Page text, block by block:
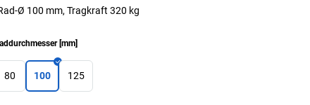
Ø 100 mm, Tragkraft 320 kg
[mm]
80 100 125